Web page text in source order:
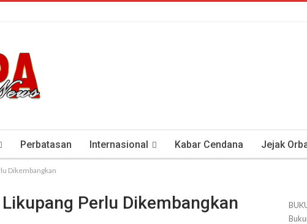
Perbatasan Internasional Kabar Cendana Jejak
Antisipasi COVID-19
Dikembangkan
Perlu Dikembangkan